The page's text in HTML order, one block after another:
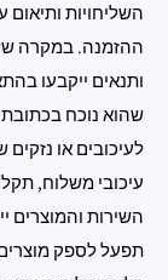
השליחויות ותיאום
ההזמנה. במקרה
ותנאים ייקבעו
שהוא נוכח
לעיכובים או
עיכובי משלוח,
השירות והמוצרים
תפעל לספק